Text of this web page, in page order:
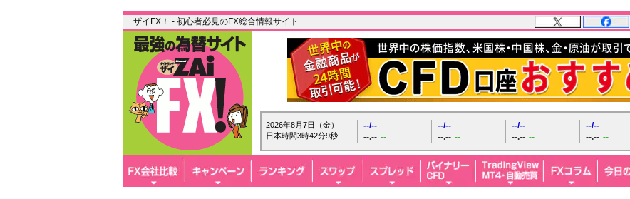
ザイFX！ - 初心者必見のFX総合情報サイト
2026年8月7日（金）
日本時間3時42分10秒
--/--
--.-- --
--/--
--.-- --
--/--
--.-- --
--/--
--.-- --